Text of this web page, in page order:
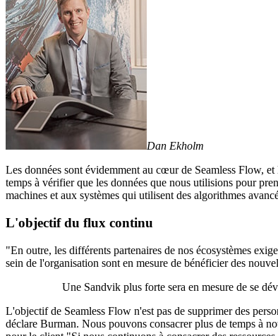
Dan Ekholm
Les données sont évidemment au cœur de Seamless Flow,
temps à vérifier que les données que nous utilisions pour
machines et aux systèmes qui utilisent des algorithmes
L'objectif du flux continu
"En outre, les différents partenaires de nos écosystèmes
sein de l'organisation sont en mesure de bénéficier des
Une Sandvik plus forte sera en mesure de se
L'objectif de Seamless Flow n'est pas de supprimer des
déclare Burman. Nous pouvons consacrer plus de temps à